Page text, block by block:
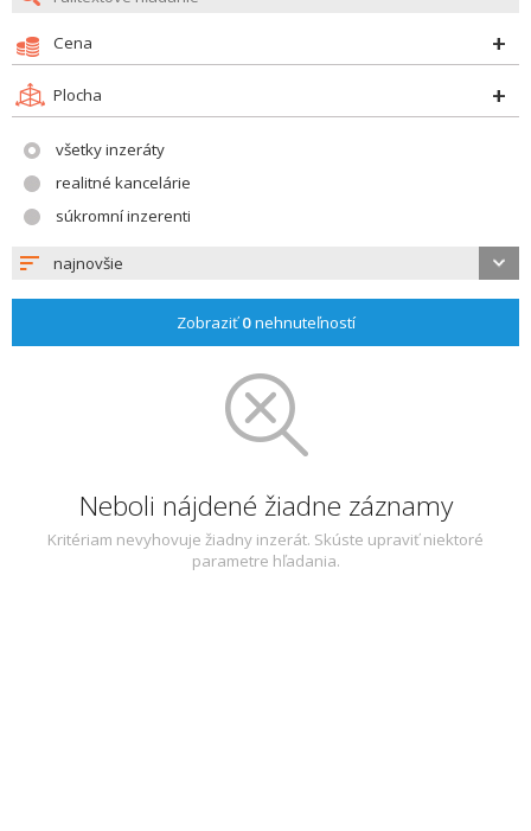
Cena
Plocha
všetky inzeráty
realitné kancelárie
súkromní inzerenti
najnovšie
Zobraziť0nehnuteľností
Neboli nájdené žiadne záznamy
Kritériam nevyhovuje žiadny inzerát. Skúste upraviť niektoré
parametre hľadania.